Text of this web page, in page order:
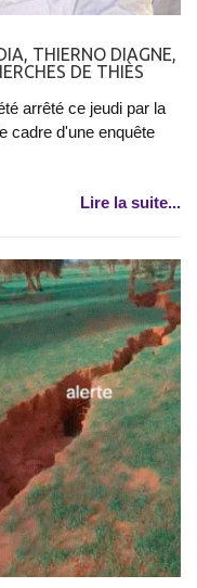
THIERNO DIAGNE,
DE THIÈS
arrêté ce jeudi par la
cadre d'une enquête
Lire la suite...